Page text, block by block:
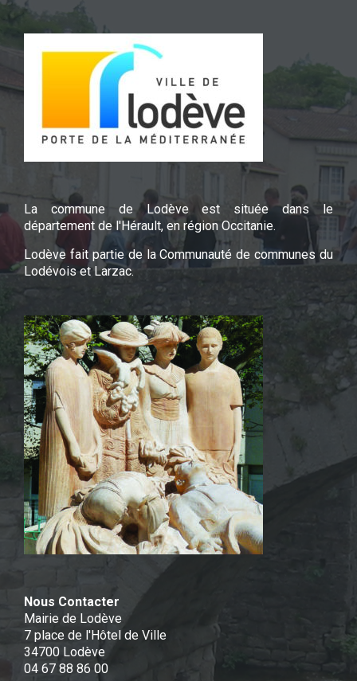
La commune de Lodève est située dans le
département de l'Hérault, en région Occitanie.
Lodève fait partie de la Communauté de communes du
Lodévois et Larzac.
Nous Contacter
Mairie de Lodève
7 place de l'Hôtel de Ville
34700 Lodève
04 67 88 86 00